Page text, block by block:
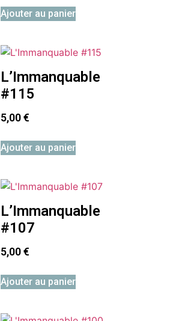
Ajouter au panier
L’Immanquable
#115
5,00€
Ajouter au panier
L’Immanquable
#107
5,00€
Ajouter au panier